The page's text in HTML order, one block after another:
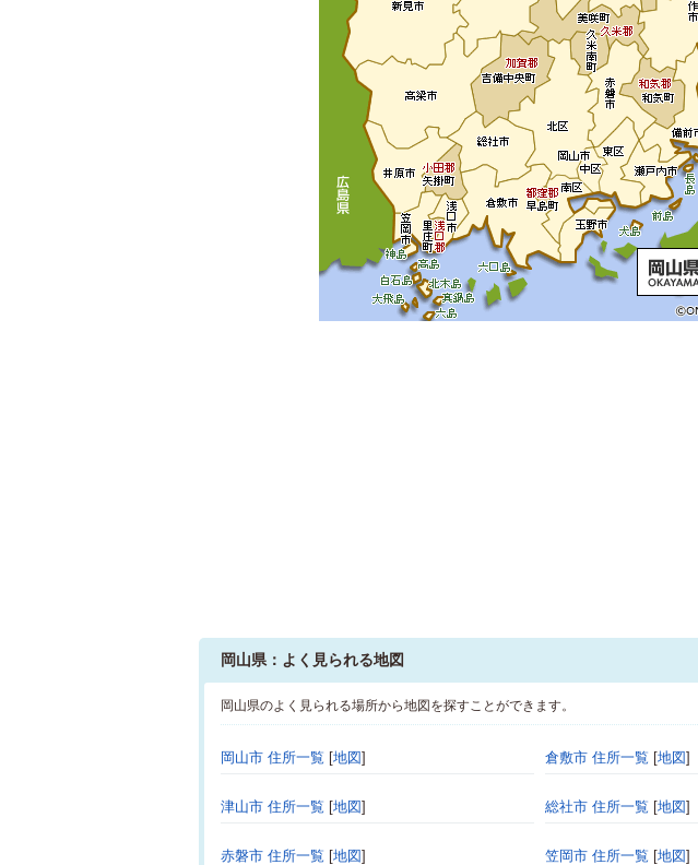
岡山県：よく見られる地図
岡山県のよく見られる場所から地図を探すことができます。
岡山市 住所一覧 [地図] 倉敷市 住所一覧 [地図]
津山市 住所一覧 [地図] 総社市 住所一覧 [地図]
赤磐市 住所一覧 [地図] 笠岡市 住所一覧 [地図]